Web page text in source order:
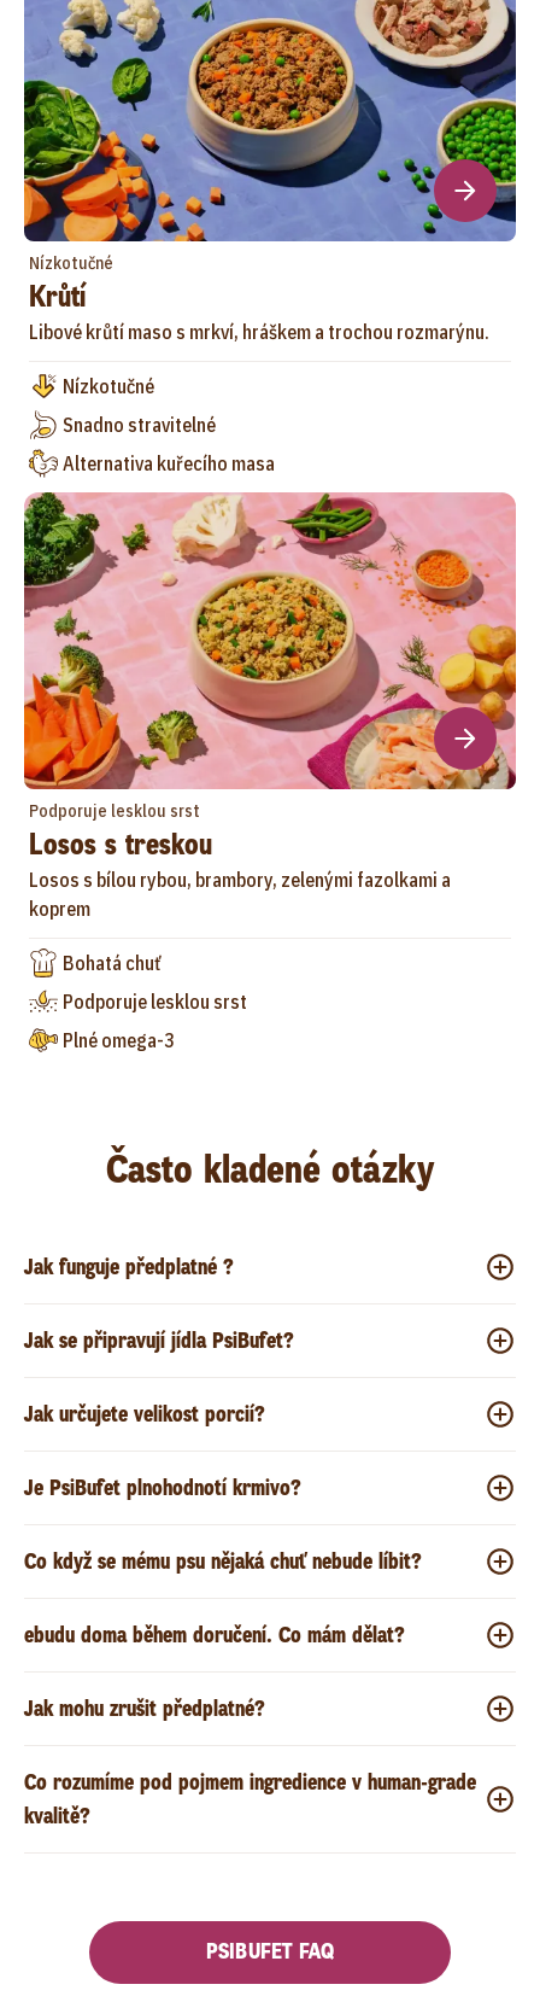
Nízkotučné
Krůtí
Libové krůtí maso s mrkví, hráškem a trochou rozmarýnu.
Nízkotučné
Snadno stravitelné
Alternativa kuřecího masa
Podporuje lesklou srst
Losos s treskou
Losos s bílou rybou, brambory, zelenými fazolkami a
koprem
Bohatá chuť
Podporuje lesklou srst
Plné omega-3
Často kladené otázky
Jak funguje předplatné ?
Jak se připravují jídla PsiBufet?
Jak určujete velikost porcií?
Je PsiBufet plnohodnotí krmivo?
Co když se mému psu nějaká chuť nebude líbit?
ebudu doma během doručení. Co mám dělat?
Jak mohu zrušit předplatné?
Co rozumíme pod pojmem ingredience v human-grade
kvalitě?
PSIBUFET FAQ